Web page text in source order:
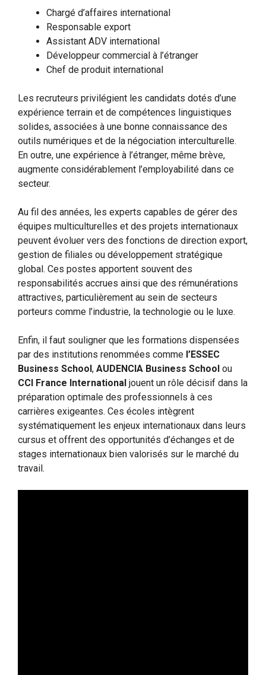
Chargé d’affaires international
Responsable export
Assistant ADV international
Développeur commercial à l’étranger
Chef de produit international
Les recruteurs privilégient les candidats dotés d’une
expérience terrain et de compétences linguistiques
solides, associées à une bonne connaissance des
outils numériques et de la négociation interculturelle.
En outre, une expérience à l’étranger, même brève,
augmente considérablement l’employabilité dans ce
secteur.
Au fil des années, les experts capables de gérer des
équipes multiculturelles et des projets internationaux
peuvent évoluer vers des fonctions de direction export,
gestion de filiales ou développement stratégique
global. Ces postes apportent souvent des
responsabilités accrues ainsi que des rémunérations
attractives, particulièrement au sein de secteurs
porteurs comme l’industrie, la technologie ou le luxe.
Enfin, il faut souligner que les formations dispensées
par des institutions renommées comme l’ESSEC
Business School , AUDENCIA Business School ou
CCI France International jouent un rôle décisif dans la
préparation optimale des professionnels à ces
carrières exigeantes. Ces écoles intègrent
systématiquement les enjeux internationaux dans leurs
cursus et offrent des opportunités d’échanges et de
stages internationaux bien valorisés sur le marché du
travail.